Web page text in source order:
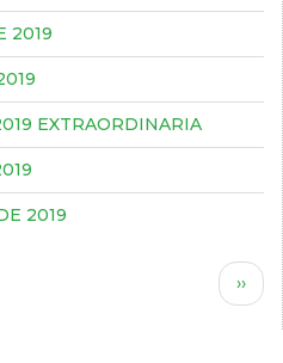
2019
EXTRAORDINARIA
2019
››